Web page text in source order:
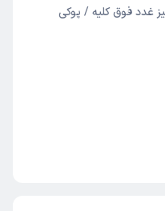
غدد فوق کلیه / پوکی